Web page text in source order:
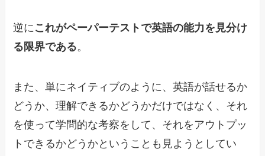
逆にこれがペーパーテストで英語の能力を見分け
る限界である。
また、単にネイティブのように、英語が話せるか
どうか、理解できるかどうかだけではなく、それ
を使って学問的な考察をして、それをアウトプッ
トできるかどうかということも見ようとしてい